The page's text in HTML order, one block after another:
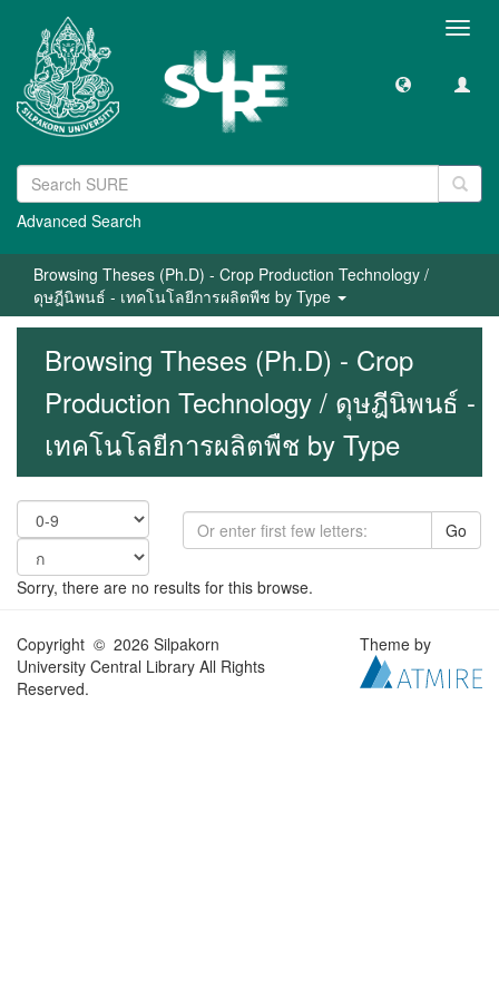
Advanced Search
Browsing Theses (Ph.D) - Crop Production Technology /
ดุษฎีนิพนธ์ - เทคโนโลยีการผลิตพืช by Type
Browsing Theses (Ph.D) - Crop
Production Technology / ดุษฎีนิพนธ์ -
เทคโนโลยีการผลิตพืช by Type
Go
Sorry, there are no results for this browse.
Copyright © 2026 Silpakorn
University Central Library All Rights
Reserved.
Theme by